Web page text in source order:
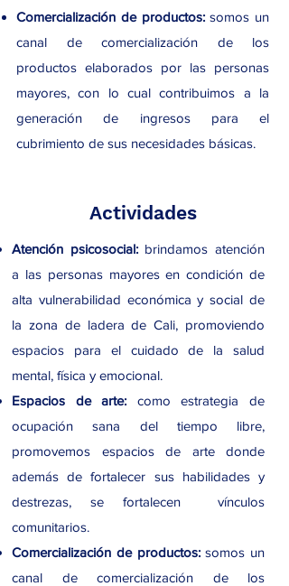
Comercialización de productos:somos un
canal de comercialización de los
productos elaborados por las personas
mayores, con lo cual contribuimos a la
generación de ingresos para el
cubrimiento de sus necesidades básicas.
Actividades
Atención psicosocial: brindamos atención
a las personas mayores en condición de
alta vulnerabilidad económica y social de
la zona de ladera de Cali, promoviendo
espacios para el cuidado de la salud
mental, física y emocional.
Espacios de arte: como estrategia de
ocupación sana del tiempo libre,
promovemos espacios de arte donde
además de fortalecer sus habilidades y
destrezas, se fortalecen vínculos
comunitarios.
Comercialización de productos:somos un
canal de comercialización de los